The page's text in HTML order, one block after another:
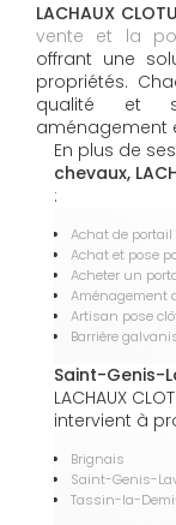
LACHAUX
vente et la
offrant une
propriétés.
qualité et
aménagement
En plus de
chevaux,
:
Achat de
Achat et pose
Acheter un
Aménagement
Artisan pose
Barrière
Saint-Genis-
LACHAUX
intervient à
Brignais
Saint-Genis-
Tassin-la-